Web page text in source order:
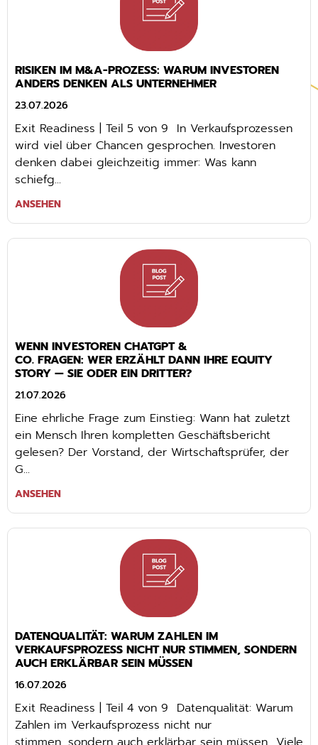
RISIKEN IM M&A-PROZESS: WARUM INVESTOREN
ANDERS DENKEN ALS UNTERNEHMER
23.07.2026
Exit Readiness | Teil 5 von 9 In Verkaufsprozessen
wird viel über Chancen gesprochen. Investoren
denken dabei gleichzeitig immer: Was kann
schiefg...
ANSEHEN
WENN INVESTOREN CHATGPT &
CO. FRAGEN: WER ERZÄHLT DANN IHRE EQUITY
STORY — SIE ODER EIN DRITTER?
21.07.2026
Eine ehrliche Frage zum Einstieg: Wann hat zuletzt
ein Mensch Ihren kompletten Geschäftsbericht
gelesen? Der Vorstand, der Wirtschaftsprüfer, der
G...
ANSEHEN
DATENQUALITÄT: WARUM ZAHLEN IM
VERKAUFSPROZESS NICHT NUR STIMMEN, SONDERN
AUCH ERKLÄRBAR SEIN MÜSSEN
16.07.2026
Exit Readiness | Teil 4 von 9 Datenqualität: Warum
Zahlen im Verkaufsprozess nicht nur